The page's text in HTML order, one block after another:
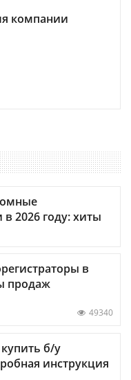
компании
в 2026 году: хиты
в
продаж
49340
б/у
инструкция